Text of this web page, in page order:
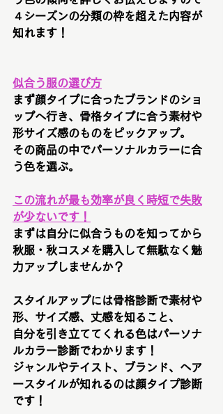
４シーズンの分類の枠を超えた内容が
知れます！
似合う服の選び方
まず顔タイプに合ったブランドのショ
ップへ行き、骨格タイプに合う素材や
形サイズ感のものをピックアップ。
その商品の中でパーソナルカラーに合
う色を選ぶ。
この流れが最も効率が良く時短で失敗
が少ないです！
まずは自分に似合うものを知ってから
秋服・秋コスメを購入して無駄なく魅
力アップしませんか？
スタイルアップには骨格診断で素材や
形、サイズ感、丈感を知ること、
自分を引き立ててくれる色はパーソナ
ルカラー診断でわかります！
ジャンルやテイスト、ブランド、ヘア
ースタイルが知れるのは顔タイプ診断
です！